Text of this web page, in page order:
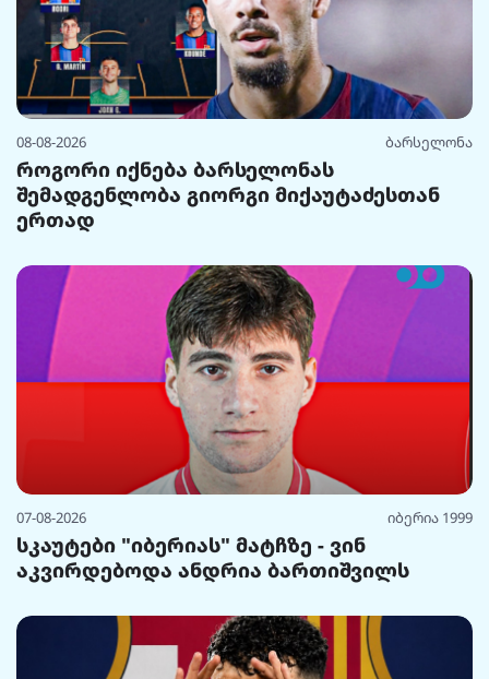
08-08-2026 ბარსელონა
როგორი იქნება ბარსელონას
შემადგენლობა გიორგი მიქაუტაძესთან
ერთად
07-08-2026 იბერია 1999
სკაუტები "იბერიას" მატჩზე - ვინ
აკვირდებოდა ანდრია ბართიშვილს